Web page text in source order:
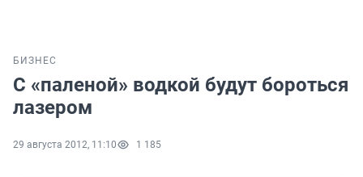
БИЗНЕС
С «паленой» водкой будут бороться
лазером
29 августа 2012, 11:10 1 185